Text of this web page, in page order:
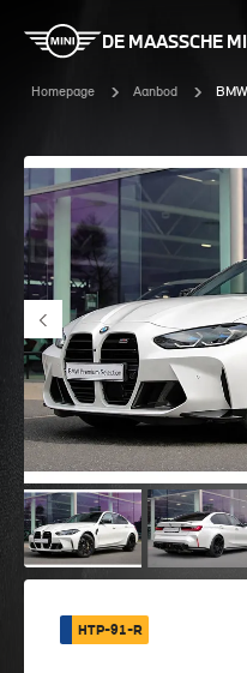
DE MAASSCHE
Homepage Aanbod
HTP-91-R